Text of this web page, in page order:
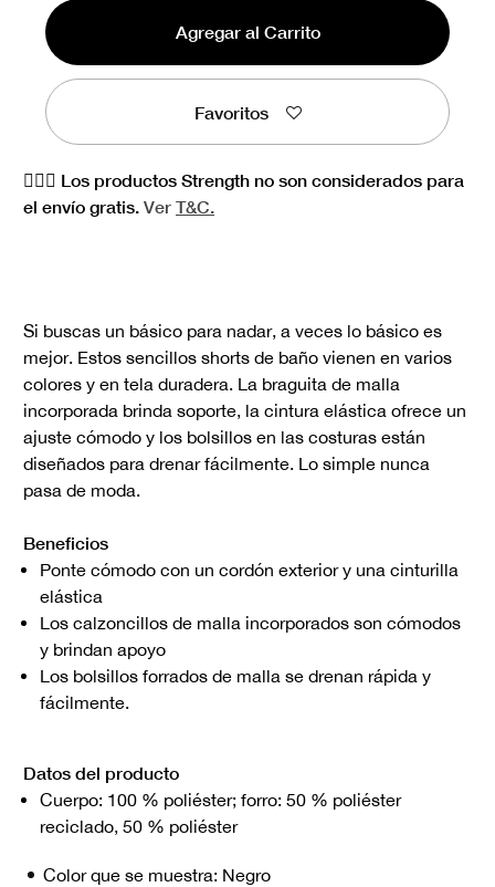
Agregar al Carrito
Favoritos
🏋🏻‍♀️ Los productos Strength no son considerados para
el envío gratis. Ver T&C.
Si buscas un básico para nadar, a veces lo básico es
mejor. Estos sencillos shorts de baño vienen en varios
colores y en tela duradera. La braguita de malla
incorporada brinda soporte, la cintura elástica ofrece un
ajuste cómodo y los bolsillos en las costuras están
diseñados para drenar fácilmente. Lo simple nunca
pasa de moda.
Beneficios
Ponte cómodo con un cordón exterior y una cinturilla
elástica
Los calzoncillos de malla incorporados son cómodos
y brindan apoyo
Los bolsillos forrados de malla se drenan rápida y
fácilmente.
Datos del producto
Cuerpo: 100 % poliéster; forro: 50 % poliéster
reciclado, 50 % poliéster
Color que se muestra: Negro